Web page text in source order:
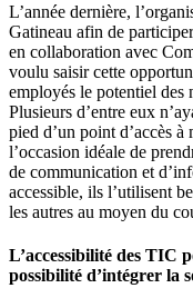
L’année dernière,
Gatineau afin de
en collaboration avec
voulu saisir cette
employés le potentiel
Plusieurs d’entre eux
pied d’un point d’accès
l’occasion idéale de
de communication et
accessible, ils l’utilisent
les autres au moyen du
L’accessibilité des TIC
possibilité d’intégrer la